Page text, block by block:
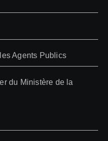
Agents Publics
du Ministère de la